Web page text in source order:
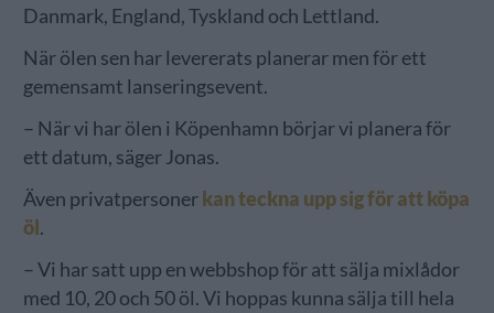
Danmark, England, Tyskland och Lettland.
När ölen sen har levererats planerar men för ett
gemensamt lanseringsevent.
– När vi har ölen i Köpenhamn börjar vi planera för
ett datum, säger Jonas.
Även privatpersonerkan teckna upp sig för att köpa
öl.
– Vi har satt upp en webbshop för att sälja mixlådor
med 10, 20 och 50 öl. Vi hoppas kunna sälja till hela